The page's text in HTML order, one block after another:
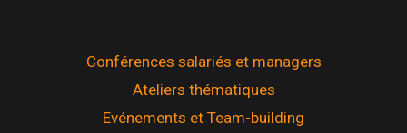
Conférences salariés et managers
Ateliers thématiques
Evénements et Team-building